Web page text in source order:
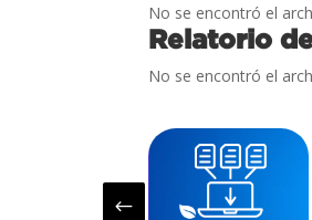
No se encontró el
Relatorio
No se encontró el
#